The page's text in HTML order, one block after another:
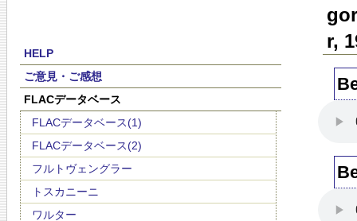
HELP
ご意見・ご感想
FLACデータベース
FLACデータベース(1)
FLACデータベース(2)
フルトヴェングラー
トスカニーニ
ワルター
r,